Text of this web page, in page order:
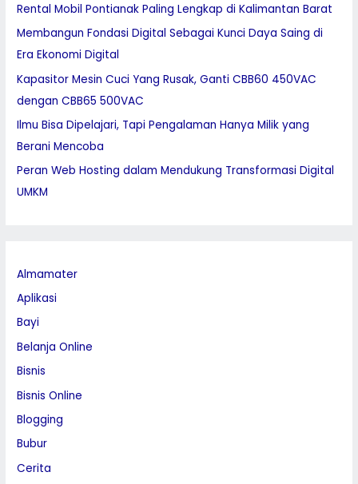
f
o
r
:
Rental Mobil Pontianak Paling Lengkap di Kalimantan Barat
Membangun Fondasi Digital Sebagai Kunci Daya Saing di
Era Ekonomi Digital
Kapasitor Mesin Cuci Yang Rusak, Ganti CBB60 450VAC
dengan CBB65 500VAC
Ilmu Bisa Dipelajari, Tapi Pengalaman Hanya Milik yang
Berani Mencoba
Peran Web Hosting dalam Mendukung Transformasi Digital
UMKM
Almamater
Aplikasi
Bayi
Belanja Online
Bisnis
Bisnis Online
Blogging
Bubur
Cerita